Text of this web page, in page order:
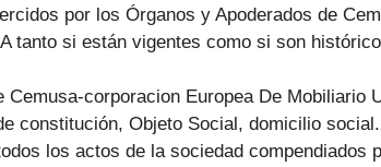
por los Órganos y Apoderados de
tanto si están vigentes como si son
Cemusa-corporacion Europea De Mobiliario
constitución, Objeto Social, domicilio
los actos de la sociedad compendiados